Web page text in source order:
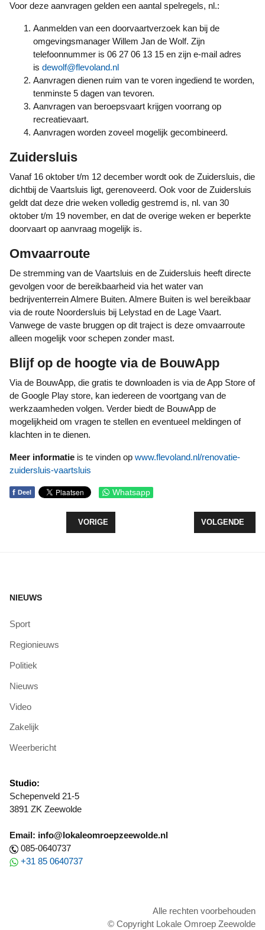
Voor deze aanvragen gelden een aantal spelregels, nl.:
Aanmelden van een doorvaartverzoek kan bij de
omgevingsmanager Willem Jan de Wolf. Zijn
telefoonnummer is 06 27 06 13 15 en zijn e-mail adres
is dewolf@flevoland.nl
Aanvragen dienen ruim van te voren ingediend te worden,
tenminste 5 dagen van tevoren.
Aanvragen van beroepsvaart krijgen voorrang op
recreatievaart.
Aanvragen worden zoveel mogelijk gecombineerd.
Zuidersluis
Vanaf 16 oktober t/m 12 december wordt ook de Zuidersluis, die
dichtbij de Vaartsluis ligt, gerenoveerd. Ook voor de Zuidersluis
geldt dat deze drie weken volledig gestremd is, nl. van 30
oktober t/m 19 november, en dat de overige weken er beperkte
doorvaart op aanvraag mogelijk is.
Omvaarroute
De stremming van de Vaartsluis en de Zuidersluis heeft directe
gevolgen voor de bereikbaarheid via het water van
bedrijventerrein Almere Buiten. Almere Buiten is wel bereikbaar
via de route Noordersluis bij Lelystad en de Lage Vaart.
Vanwege de vaste bruggen op dit traject is deze omvaarroute
alleen mogelijk voor schepen zonder mast.
Blijf op de hoogte via de BouwApp
Via de BouwApp, die gratis te downloaden is via de App Store of
de Google Play store, kan iedereen de voortgang van de
werkzaamheden volgen. Verder biedt de BouwApp de
mogelijkheid om vragen te stellen en eventueel meldingen of
klachten in te dienen.
Meer informatie is te vinden op www.flevoland.nl/renovatie-
zuidersluis-vaartsluis
f Deel Whatsapp
VORIG ARTIKEL: GRIJZE WIJK? VERGROEN
VORIGE VOLGENDE
VOLGENDE
NIEUWS
Sport
Regionieuws
Politiek
Nieuws
Video
Zakelijk
Weerbericht
Studio:
Schepenveld 21-5
3891 ZK Zeewolde
Email: info@lokaleomroepzeewolde.nl
085-0640737
+31 85 0640737
Alle rechten voorbehouden
© Copyright Lokale Omroep Zeewolde